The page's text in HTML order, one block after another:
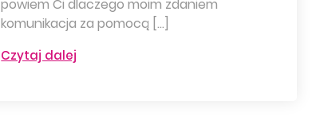
powiem Ci dlaczego moim zdaniem
komunikacja za pomocą […]
Czytaj dalej